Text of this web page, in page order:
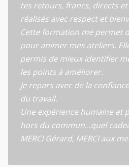
tes retours, francs, directs
réalisés avec respect et
Cette formation me permet
pour animer mes ateliers.
permis de mieux identifier
les points à améliorer.
Je repars avec de la
du travail.
Une expérience humaine et
hors du commun…quel
MERCI Gérard, MERCI aux